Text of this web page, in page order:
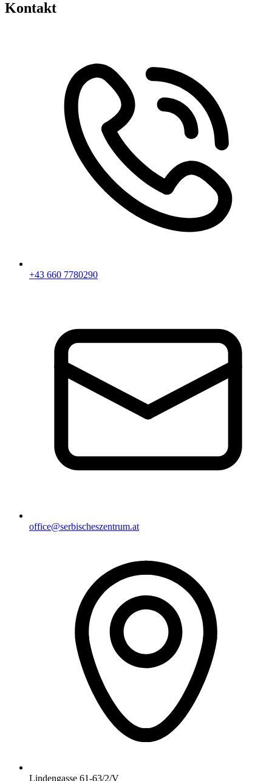
Kontakt
+43 660 7780290
office@serbischeszentrum.at
Lindengasse 61-63/2/V